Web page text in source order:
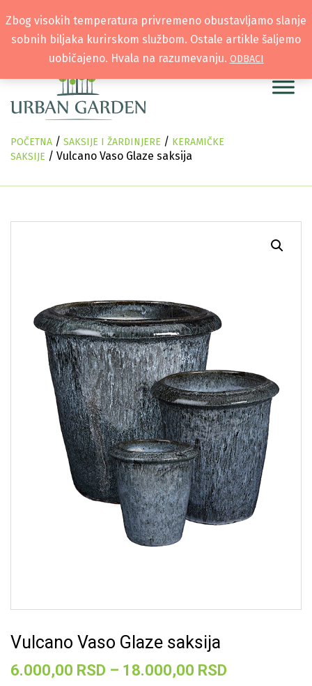
POČETNA / SAKSIJE I ŽARDINJERE / KERAMIČKE
SAKSIJE / Vulcano Vaso Glaze saksija
Vulcano Vaso Glaze saksija
6.000,00 RSD – 18.000,00 RSD
Zbog visokih temperatura privremeno obustavljamo slanje
sobnih biljaka kurirskom službom. Ostale artikle šaljemo
uobičajeno. Hvala na razumevanju. ODBACI